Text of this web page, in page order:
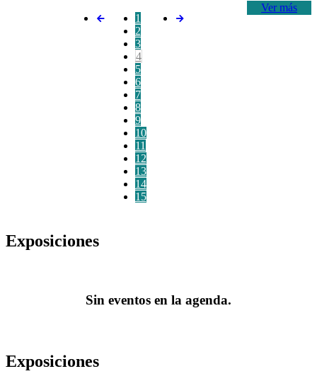
Ver más
1
2
3
4
5
6
7
8
9
10
11
12
13
14
15
Exposiciones
Sin eventos en la agenda.
Exposiciones